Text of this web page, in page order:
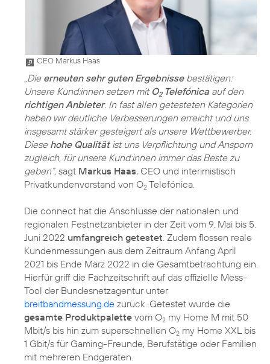
CEO Markus Haas
„Die erneuten sehr guten Ergebnissebestätigen:
Unsere Kund:innen setzen mit O2Telefónica auf den
richtigen Anbieter. In fast allen getesteten Kategorien
haben wir deutliche Verbesserungen erreicht und uns
insgesamt stärker gesteigert als unsere Wettbewerber.
Diese hohe Qualitätist uns Verpflichtung und Ansporn
zugleich, für unsere Kund:innen immer das Beste zu
geben“, sagt Markus Haas, CEO und interimistisch
Privatkundenvorstand von O2 Telefónica.
Die connect hat die Anschlüsse der nationalen und
regionalen Festnetzanbieter in der Zeit vom 9. Mai bis 5.
Juni 2022 umfangreich getestet. Zudem flossen reale
Kundenmessungen aus dem Zeitraum Anfang April
2021 bis Ende März 2022 in die Gesamtbetrachtung ein.
Hierfür griff die Fachzeitschrift auf das offizielle Mess-
Tool der Bundesnetzagentur unter
breitbandmessung.de zurück. Getestet wurde die
gesamte Produktpalette vom O2 my Home M mit 50
Mbit/s bis hin zum superschnellen O2 my Home XXL bis
1 Gbit/s für Gaming-Freunde, Berufstätige oder Familien
mit mehreren Endgeräten.